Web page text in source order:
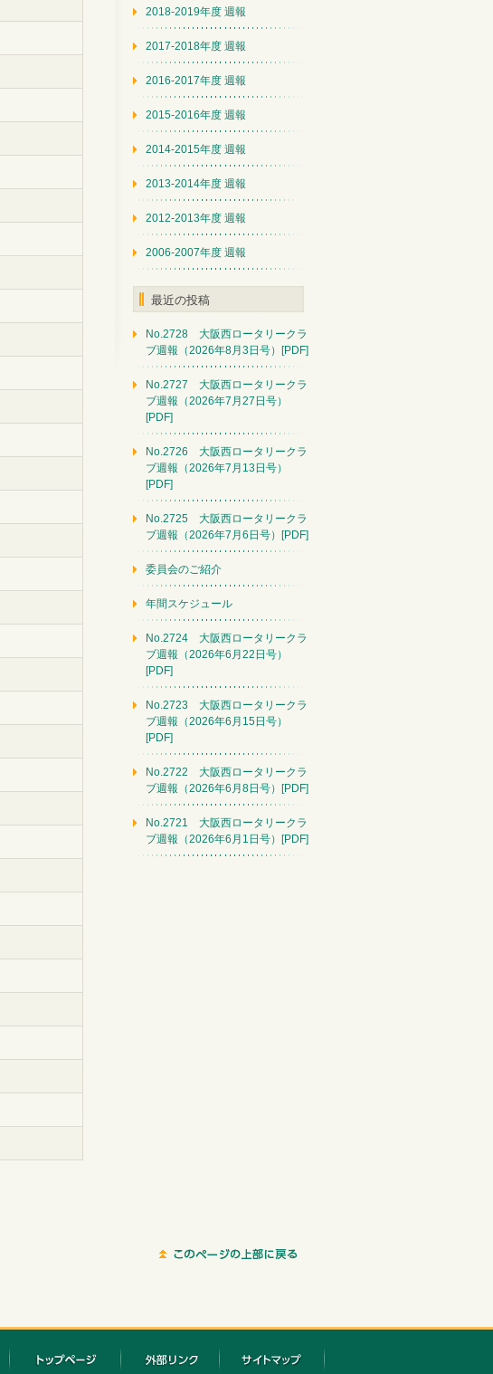
2018-2019年度 週報
2017-2018年度 週報
2016-2017年度 週報
2015-2016年度 週報
2014-2015年度 週報
2013-2014年度 週報
2012-2013年度 週報
2006-2007年度 週報
最近の投稿
No.2728 大阪西ロータリークラ
ブ週報（2026年8月3日号）[PDF]
No.2727 大阪西ロータリークラ
ブ週報（2026年7月27日号）
[PDF]
No.2726 大阪西ロータリークラ
ブ週報（2026年7月13日号）
[PDF]
No.2725 大阪西ロータリークラ
ブ週報（2026年7月6日号）[PDF]
委員会のご紹介
年間スケジュール
No.2724 大阪西ロータリークラ
ブ週報（2026年6月22日号）
[PDF]
No.2723 大阪西ロータリークラ
ブ週報（2026年6月15日号）
[PDF]
No.2722 大阪西ロータリークラ
ブ週報（2026年6月8日号）[PDF]
No.2721 大阪西ロータリークラ
ブ週報（2026年6月1日号）[PDF]